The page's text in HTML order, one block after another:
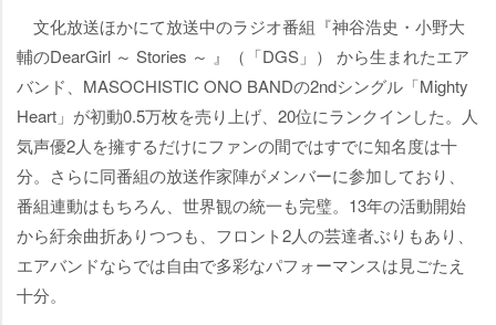
文化放送ほかにて放送中のラジオ番組『神谷浩史・小野大
輔のDearGirl ～ Stories ～ 』（「DGS」） から生まれたエア
バンド、MASOCHISTIC ONO BANDの2ndシングル「Mighty
Heart」が初動0.5万枚を売り上げ、20位にランクインした。人
気声優2人を擁するだけにファンの間ではすでに知名度は十
分。さらに同番組の放送作家陣がメンバーに参加しており、
番組連動はもちろん、世界観の統一も完璧。13年の活動開始
から紆余曲折ありつつも、フロント2人の芸達者ぶりもあり、
エアバンドならでは自由で多彩なパフォーマンスは見ごたえ
十分。